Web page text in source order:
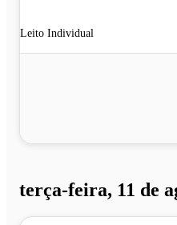
Leito Individual
terça-feira, 11 de